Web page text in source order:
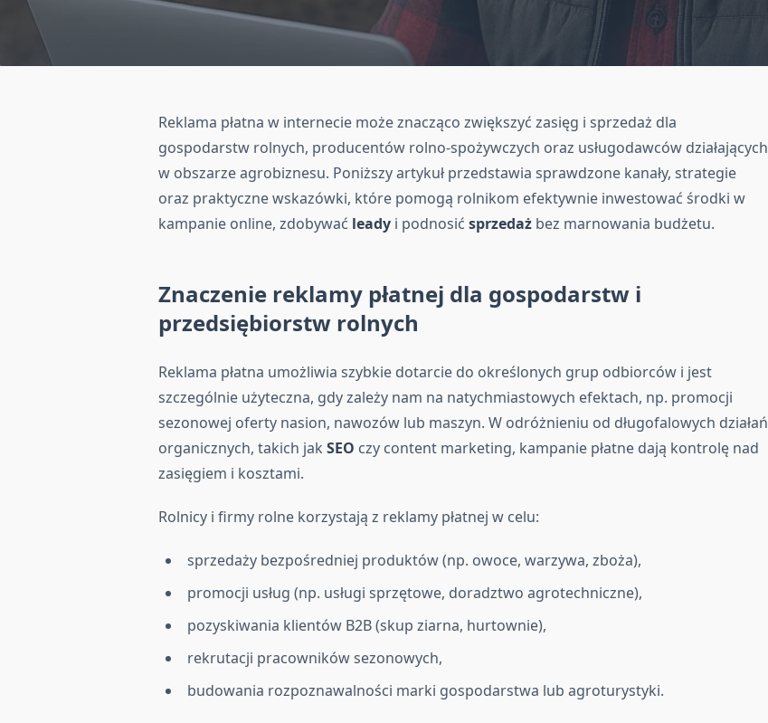
Reklama płatna w internecie może znacząco zwiększyć zasięg i sprzedaż dla
gospodarstw rolnych, producentów rolno-spożywczych oraz usługodawców działających
w obszarze agrobiznesu. Poniższy artykuł przedstawia sprawdzone kanały, strategie
oraz praktyczne wskazówki, które pomogą rolnikom efektywnie inwestować środki w
kampanie online, zdobywać leady i podnosićsprzedaż bez marnowania budżetu.
Znaczenie reklamy płatnej dla gospodarstw i
przedsiębiorstw rolnych
Reklama płatna umożliwia szybkie dotarcie do określonych grup odbiorców i jest
szczególnie użyteczna, gdy zależy nam na natychmiastowych efektach, np. promocji
sezonowej oferty nasion, nawozów lub maszyn. W odróżnieniu od długofalowych działań
organicznych, takich jakSEO czy content marketing, kampanie płatne dają kontrolę nad
zasięgiem i kosztami.
Rolnicy i firmy rolne korzystają z reklamy płatnej w celu:
sprzedaży bezpośredniej produktów (np. owoce, warzywa, zboża),
promocji usług (np. usługi sprzętowe, doradztwo agrotechniczne),
pozyskiwania klientów B2B (skup ziarna, hurtownie),
rekrutacji pracowników sezonowych,
budowania rozpoznawalności marki gospodarstwa lub agroturystyki.